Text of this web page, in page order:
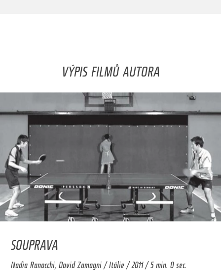
VÝPIS FILMŮ AUTORA
SOUPRAVA
Nadia Ranocchi, David Zamagni / Itálie / 2011 / 5 min. 0 sec.